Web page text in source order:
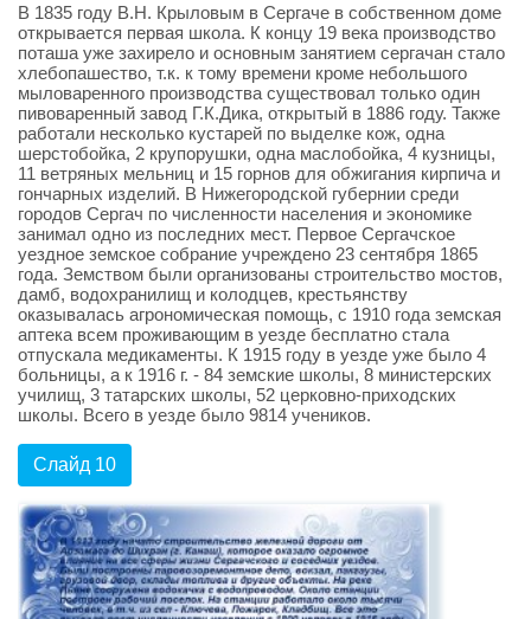
В 1835 году В.Н. Крыловым в Сергаче в собственном доме
открывается первая школа. К концу 19 века производство
поташа уже захирело и основным занятием сергачан стало
хлебопашество, т.к. к тому времени кроме небольшого
мыловаренного производства существовал только один
пивоваренный завод Г.К.Дика, открытый в 1886 году. Также
работали несколько кустарей по выделке кож, одна
шерстобойка, 2 крупорушки, одна маслобойка, 4 кузницы,
11 ветряных мельниц и 15 горнов для обжигания кирпича и
гончарных изделий. В Нижегородской губернии среди
городов Сергач по численности населения и экономике
занимал одно из последних мест. Первое Сергачское
уездное земское собрание учреждено 23 сентября 1865
года. Земством были организованы строительство мостов,
дамб, водохранилищ и колодцев, крестьянству
оказывалась агрономическая помощь, с 1910 года земская
аптека всем проживающим в уезде бесплатно стала
отпускала медикаменты. К 1915 году в уезде уже было 4
больницы, а к 1916 г. - 84 земские школы, 8 министерских
училищ, 3 татарских школы, 52 церковно-приходских
школы. Всего в уезде было 9814 учеников.
Слайд 10